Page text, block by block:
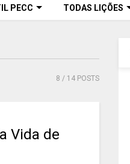
PECC TODAS LIÇÕES
8 / 14 POSTS
Vida de